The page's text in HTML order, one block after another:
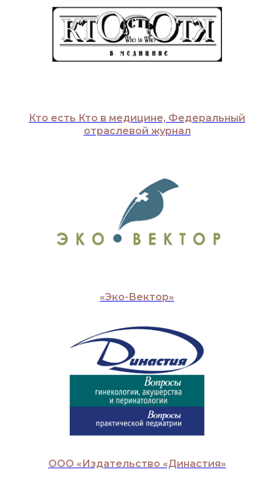
Кто есть Кто в медицине, Федеральный
отраслевой журнал
«Эко-Вектор»
ООО «Издательство «Династия»